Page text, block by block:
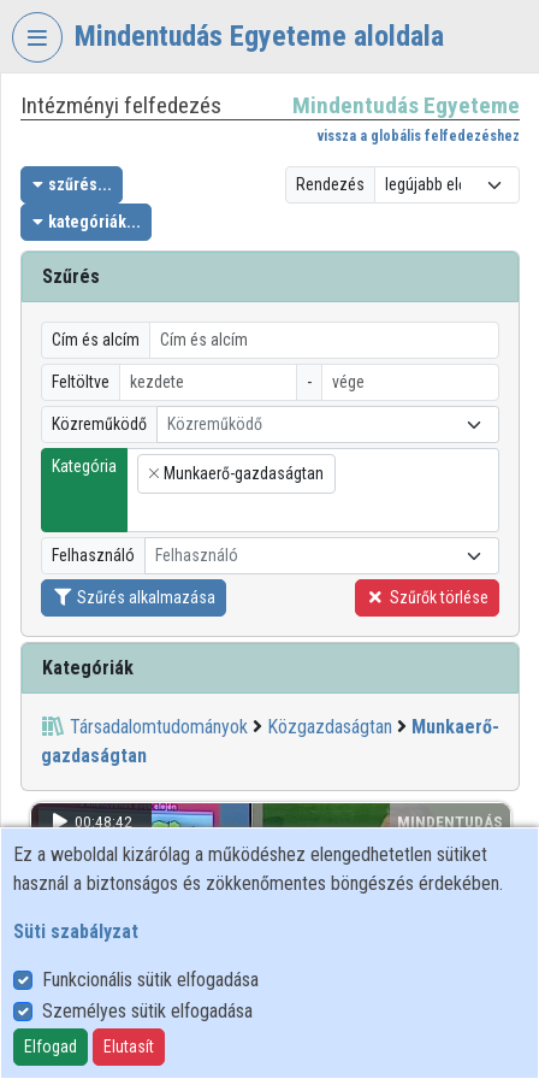
Fejléc kihagyása
Mindentudás Egyeteme aloldala
VIDEOTORIUM
MINDENTUDÁS
EGYETEME
Intézményi kezdőlap
Bejelentkezés
Intézményi felfedezés
Kategóriák
Intézményi listák
Közreműködők
Intézményi felfedezés Mindentudás Egyeteme
vissza a globális felfedezéshez
szűrés...
kategóriák...
Rendezés
Szűrés
Cím és alcím
Feltöltve -
Közreműködő Közreműködő
Kategória
×
Munkaerő-gazdaságtan
Felhasználó Felhasználó
Szűrés alkalmazása Szűrők törlése
Kategóriák
Társadalomtudományok Közgazdaságtan
Munkaerő-
gazdaságtan
00:48:42 MINDENTUDÁS
Ez a weboldal kizárólag a működéshez elengedhetetlen sütiket
használ a biztonságos és zökkenőmentes böngészés érdekében.
Süti szabályzat
Funkcionális sütik elfogadása
Személyes sütik elfogadása
Elfogad Elutasít